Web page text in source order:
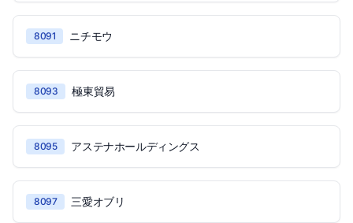
8091 ニチモウ
8093 極東貿易
8095 アステナホールディングス
8097 三愛オブリ